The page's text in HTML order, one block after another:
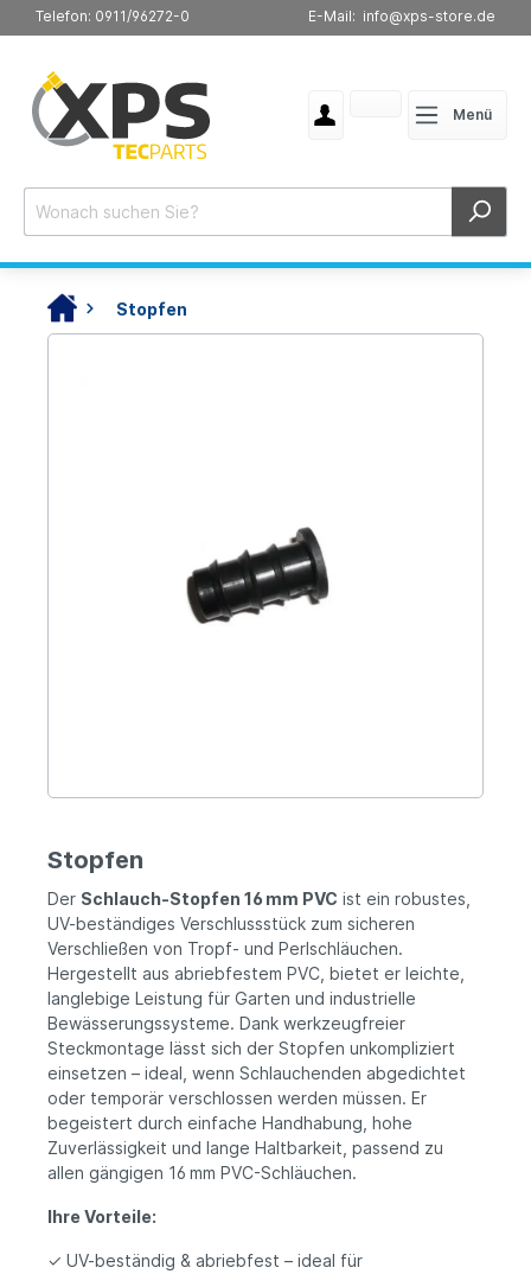
Telefon: 0911/96272-0 E-Mail: info@xps-store.de
Menü
Stopfen
Stopfen
Der Schlauch-Stopfen 16 mm PVC ist ein robustes,
UV-beständiges Verschlussstück zum sicheren
Verschließen von Tropf- und Perlschläuchen.
Hergestellt aus abriebfestem PVC, bietet er leichte,
langlebige Leistung für Garten und industrielle
Bewässerungssysteme. Dank werkzeugfreier
Steckmontage lässt sich der Stopfen unkompliziert
einsetzen – ideal, wenn Schlauchenden abgedichtet
oder temporär verschlossen werden müssen. Er
begeistert durch einfache Handhabung, hohe
Zuverlässigkeit und lange Haltbarkeit, passend zu
allen gängigen 16 mm PVC-Schläuchen.
Ihre Vorteile:
✓ UV-beständig & abriebfest – ideal für